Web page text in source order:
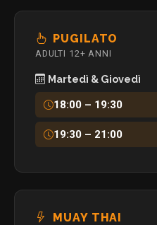
PUGILATO
ADULTI 12+ ANNI
Martedì & Giovedì
18:00 – 19:30
19:30 – 21:00
MUAY THAI